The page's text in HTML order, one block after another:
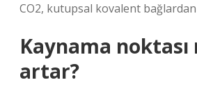
CO2, kutupsal kovalent
Kaynama noktası
artar?